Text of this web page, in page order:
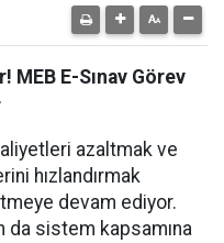
E-Sınav Görev
azaltmak ve
hızlandırmak
devam ediyor.
da sistem kapsamına